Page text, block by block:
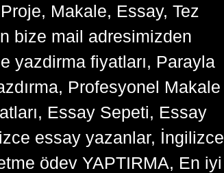
Makale, Essay, Tez
bize mail adresimizden
yazdirma fiyatları, Parayla
Profesyonel Makale
Essay Sepeti, Essay
essay yazanlar, İngilizce
ödev YAPTIRMA, En iyi